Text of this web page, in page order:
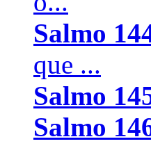
Salmo
que ...
Salmo
Salmo